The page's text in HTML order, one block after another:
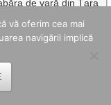
de vară din Țara
de amenințări,
public
de profesori
vă oferim cea mai
navigării implică